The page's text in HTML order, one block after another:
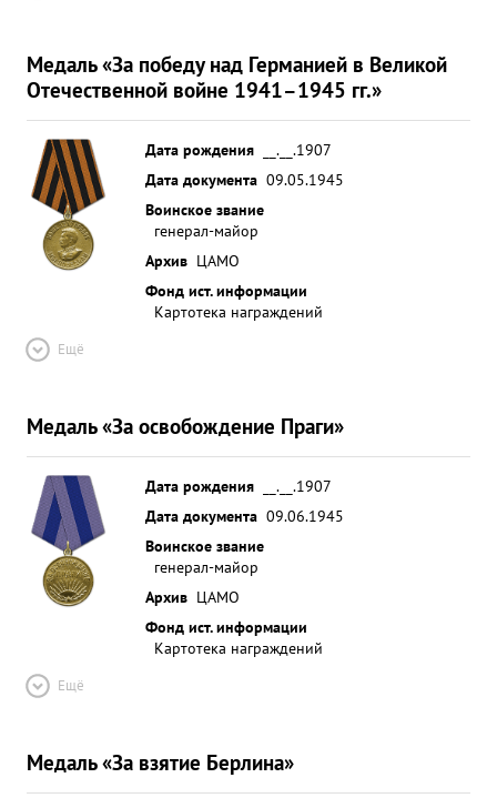
боевой подготовки. Умеет прав авильно
нацеливать личный состав на выполнение любой
командованием. Лично дисциплинирован. Строг и
требователен. Пользуется авторитетом среди
личного состава. ВЫВОД: За отличное
руководство, хорошую организацию боевой
работы и за достигнутые успехи полка, достоин
...»
Медаль «За победу над Германией в Великой
Отечественной войне 1941–1945 гг.»
Дата рождения
__.__.1907
Дата документа 09.05.1945
Воинское звание
генерал-майор
Архив ЦАМО
Фонд ист. информации
Картотека награждений
Ещё
Медаль «За освобождение Праги»
Дата рождения
__.__.1907
Дата документа 09.06.1945
Воинское звание
генерал-майор
Архив ЦАМО
Фонд ист. информации
Картотека награждений
Ещё
Медаль «За взятие Берлина»